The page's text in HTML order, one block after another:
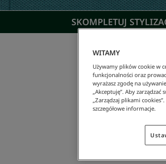
SKOMPLETUJ
WITAMY
Używamy plików cookie w
funkcjonalności oraz
wyrażasz zgodę na
„Akceptuję”. Aby
„Zarządzaj plikami
szczegółowe informacje.